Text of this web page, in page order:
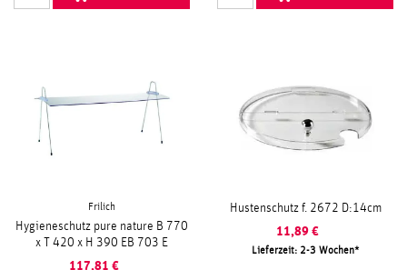
Frilich
Hygieneschutz pure nature B 770
x T 420 x H 390 EB 703 E
117,81 €
Hustenschutz f. 2672 D:14cm
11,89 €
Lieferzeit: 2-3 Wochen